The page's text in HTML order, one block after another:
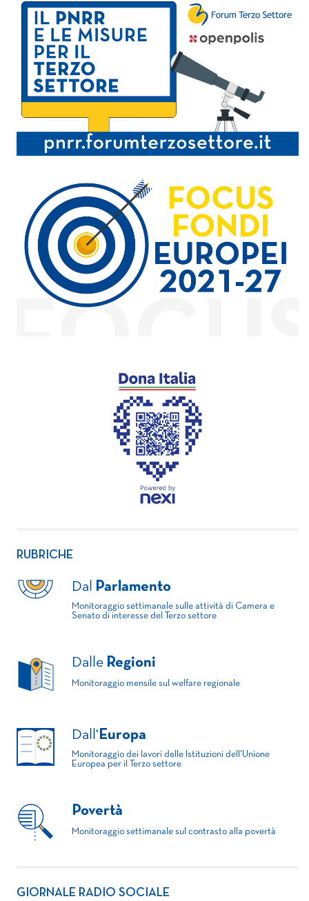
RUBRICHE
Dal Parlamento
Monitoraggio settimanale sulle attività di Camera e
Senato di interesse del Terzo settore
Dalle Regioni
Monitoraggio mensile sul welfare regionale
Dall' Europa
Monitoraggio dei lavori delle Istituzioni dell'Unione
Europea per il Terzo settore
Povertà
Monitoraggio settimanale sul contrasto alla povertà
GIORNALE RADIO SOCIALE